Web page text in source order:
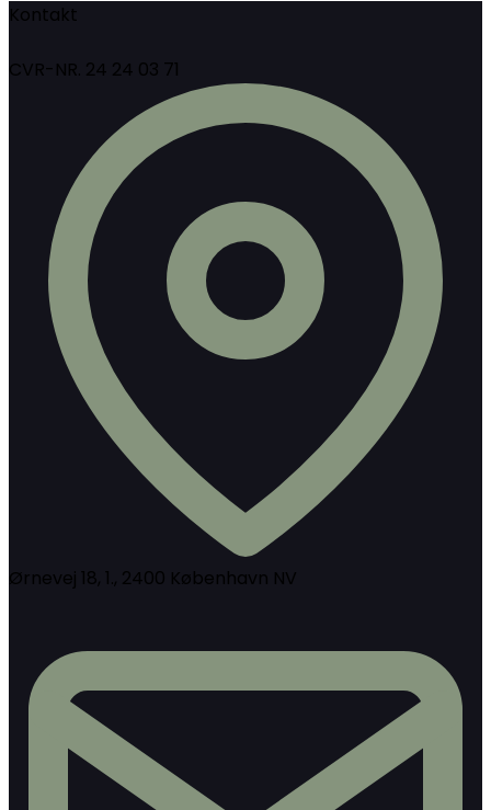
Kontakt
CVR-NR. 24 24 03 71
Ørnevej 18, 1., 2400 København NV